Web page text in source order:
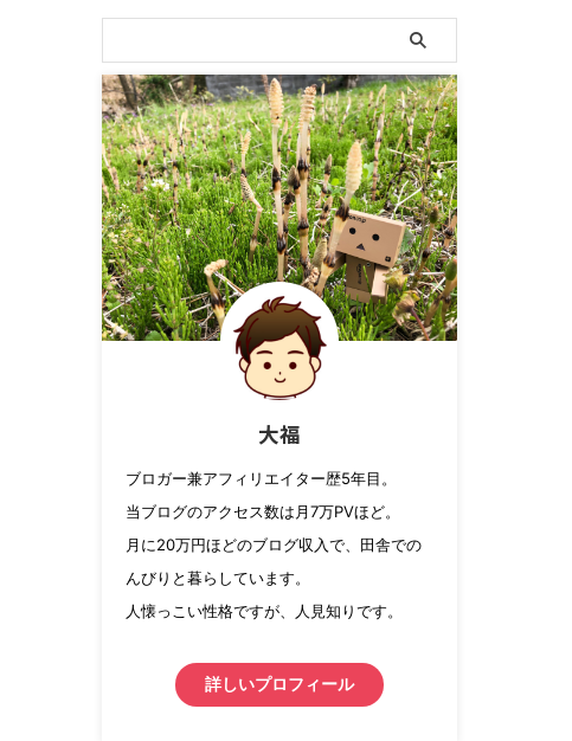
大福
ブロガー兼アフィリエイター歴5年目。
当ブログのアクセス数は月7万PVほど。
月に20万円ほどのブログ収入で、田舎での
んびりと暮らしています。
人懐っこい性格ですが、人見知りです。
詳しいプロフィール